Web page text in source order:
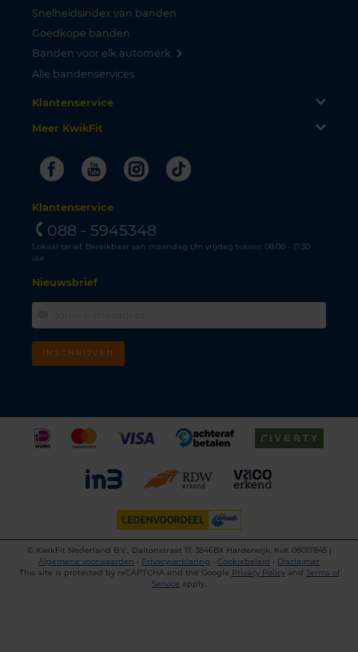
Snelheidsindex van banden
Goedkope banden
Banden voor elk automerk
Alle bandenservices
Klantenservice
Meer KwikFit
FacebookYoutubeInstagram
Tiktok
Klantenservice
088 - 5945348
Lokaal tarief. Bereikbaar van maandag t/m vrijdag tussen 08.00 - 17.30
uur.
Nieuwsbrief
INSCHRIJVEN
©
KwikFit Nederland B.V., Daltonstraat 17, 3846BX Harderwijk, KvK 08017845 |
Algemene voorwaarden • Privacyverklaring • Cookiebeleid • Disclaimer
This site is protected by reCAPTCHA and the Google Privacy Policyand Terms of
Service apply.